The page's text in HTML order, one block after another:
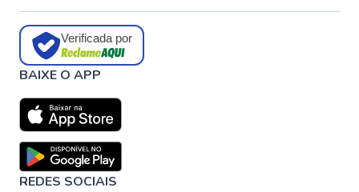
Verificada por
BAIXE O APP
REDES SOCIAIS